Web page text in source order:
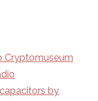
Cryptomuseum
by